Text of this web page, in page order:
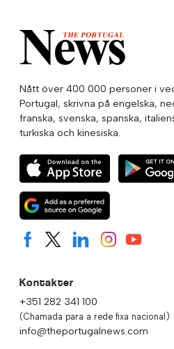
Nått över 400 000 personer i
Portugal, skrivna på engelska,
franska, svenska, spanska,
turkiska och kinesiska.
Kontakter
+351 282 341 100
(Chamada para a rede fixa nacional)
info@theportugalnews.com